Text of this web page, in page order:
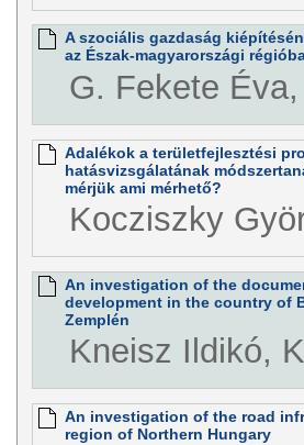
A szociális gazdaság
az Észak-magyarországi
G. Fekete
Adalékok a területfejlesztési
hatásvizsgálatának
mérjük ami mérhető?
Kocziszky
An investigation of the
development in the country of
Zemplén
Kneisz Ildikó,
An investigation of the road
region of Northern Hungary